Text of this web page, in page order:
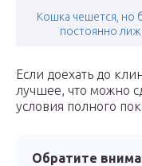
Кошка чешется, но
постоянно
Если доехать до
лучшее, что можно
условия полного
Обратите